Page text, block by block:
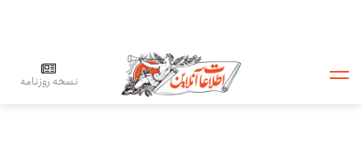
نسخه روزنامه